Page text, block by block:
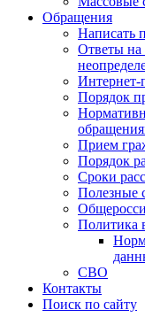
Обращения
Написать
Ответы на
Интернет-
Порядок
Прием
Порядок
Сроки
Полезные
Политика
СВО
Контакты
Поиск по сайту